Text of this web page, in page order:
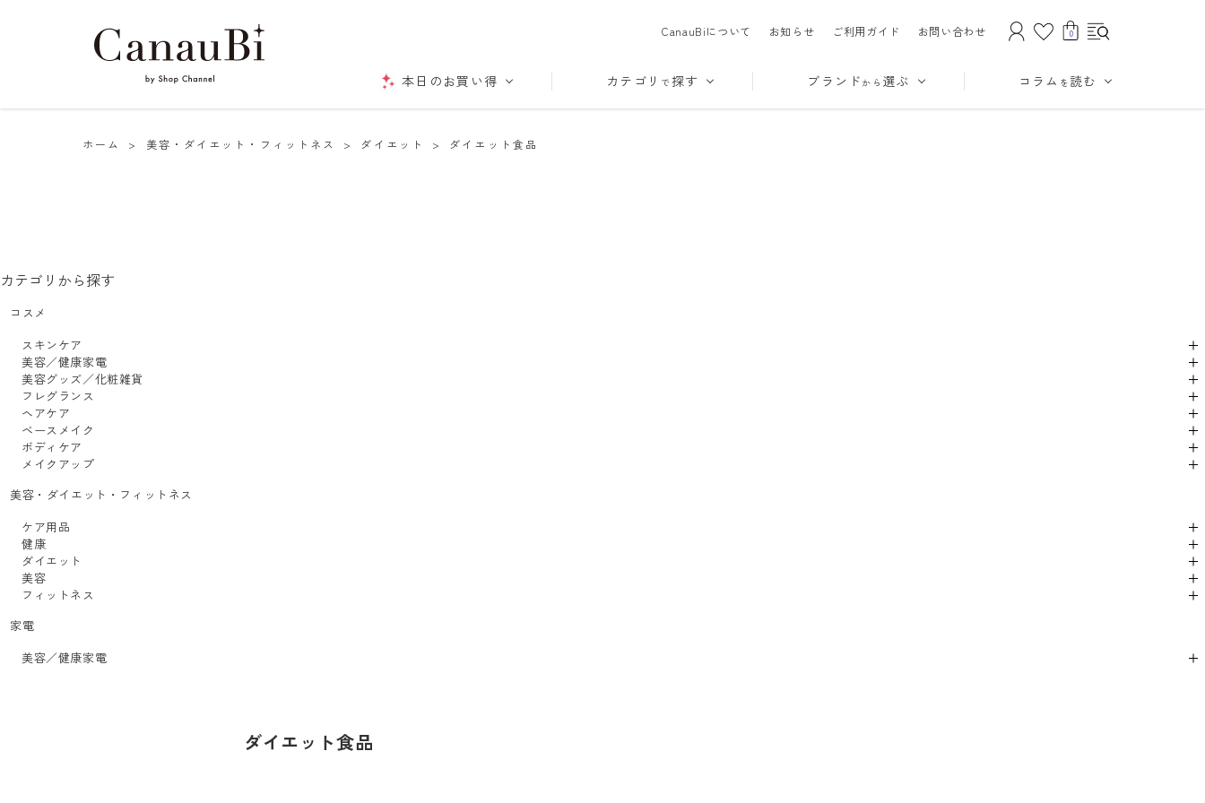
CanauBiについて お知らせ ご利用ガイド お問い合わせ 0
本日のお買い得 カテゴリ で探す ブランド から 選ぶ コラム を読む
ホーム > 美容・ダイエット・フィットネス > ダイエット > ダイエット食品
カテゴリから探す
コスメ
スキンケア
美容／健康家電
美容グッズ／化粧雑貨
フレグランス
ヘアケア
ベースメイク
ボディケア
メイクアップ
美容・ダイエット・フィットネス
ケア用品
健康
ダイエット
美容
フィットネス
家電
美容／健康家電
ダイエット食品